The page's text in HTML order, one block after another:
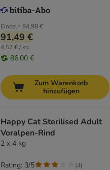
Einzeln 94,98 €
91,49 €
4,57 € / kg
86,00 €
Zum Warenkorb
hinzufügen
Happy Cat Sterilised Adult
Voralpen-Rind
2 x 4 kg
Rating: 3/5 (4)